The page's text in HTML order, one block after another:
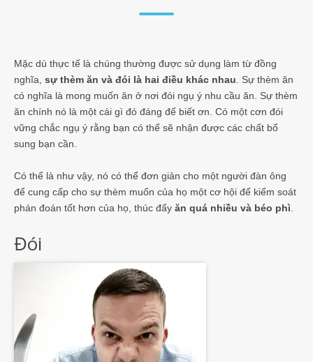
Mặc dù thực tế là chúng thường được sử dụng làm từ đồng
nghĩa, sự thèm ăn và đói là hai điều khác nhau. Sự thèm ăn
có nghĩa là mong muốn ăn ở nơi đói ngụ ý nhu cầu ăn. Sự thèm
ăn chính nó là một cái gì đó đáng để biết ơn. Có một cơn đói
vững chắc ngụ ý rằng bạn có thể sẽ nhận được các chất bổ
sung bạn cần.
Có thể là như vậy, nó có thể đơn giản cho một người đàn ông
để cung cấp cho sự thèm muốn của họ một cơ hội để kiểm soát
phán đoán tốt hơn của họ, thúc đẩy ăn quá nhiều và béo phì.
Đói